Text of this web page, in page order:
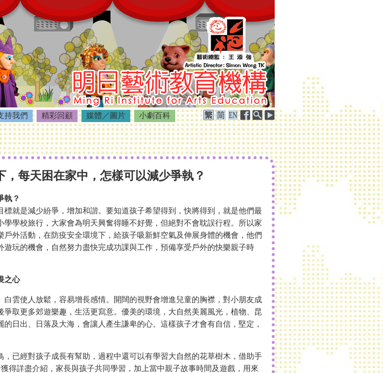
持我們 精彩回顧 媒體／圖片 小劇百科
每天困在家中，怎樣可以減少爭執？
執？
就是減少紛爭，增加和諧。要知道孩子希望得到，快將得到，就是他們最
學校旅行，大家會為明天興奮得睡不好覺，但絕對不會耽誤行程。所以家
外活動，在防疫安全環境下，給孩子吸新鮮空氣及伸展身體的機會，他們
玩的機會，自然努力盡快完成功課與工作，預備享受戶外的快樂親子時
之心
雲使人放鬆，容易增長感情。開闊的視野會增進兒童的胸襟，對小朋友成
取更多郊遊樂趣，生活更寫意。優美的環境，大自然美麗風光，植物、昆
日出、日落及大海，會讓人產生謙卑的心。這樣孩子才會有自信，堅定，
已經對孩子成長有幫助，過程中還可以有學習大自然的花草樹木，借助手
得詳盡介紹，家長與孩子共同學習，加上當中親子故事時間及遊戲，用來